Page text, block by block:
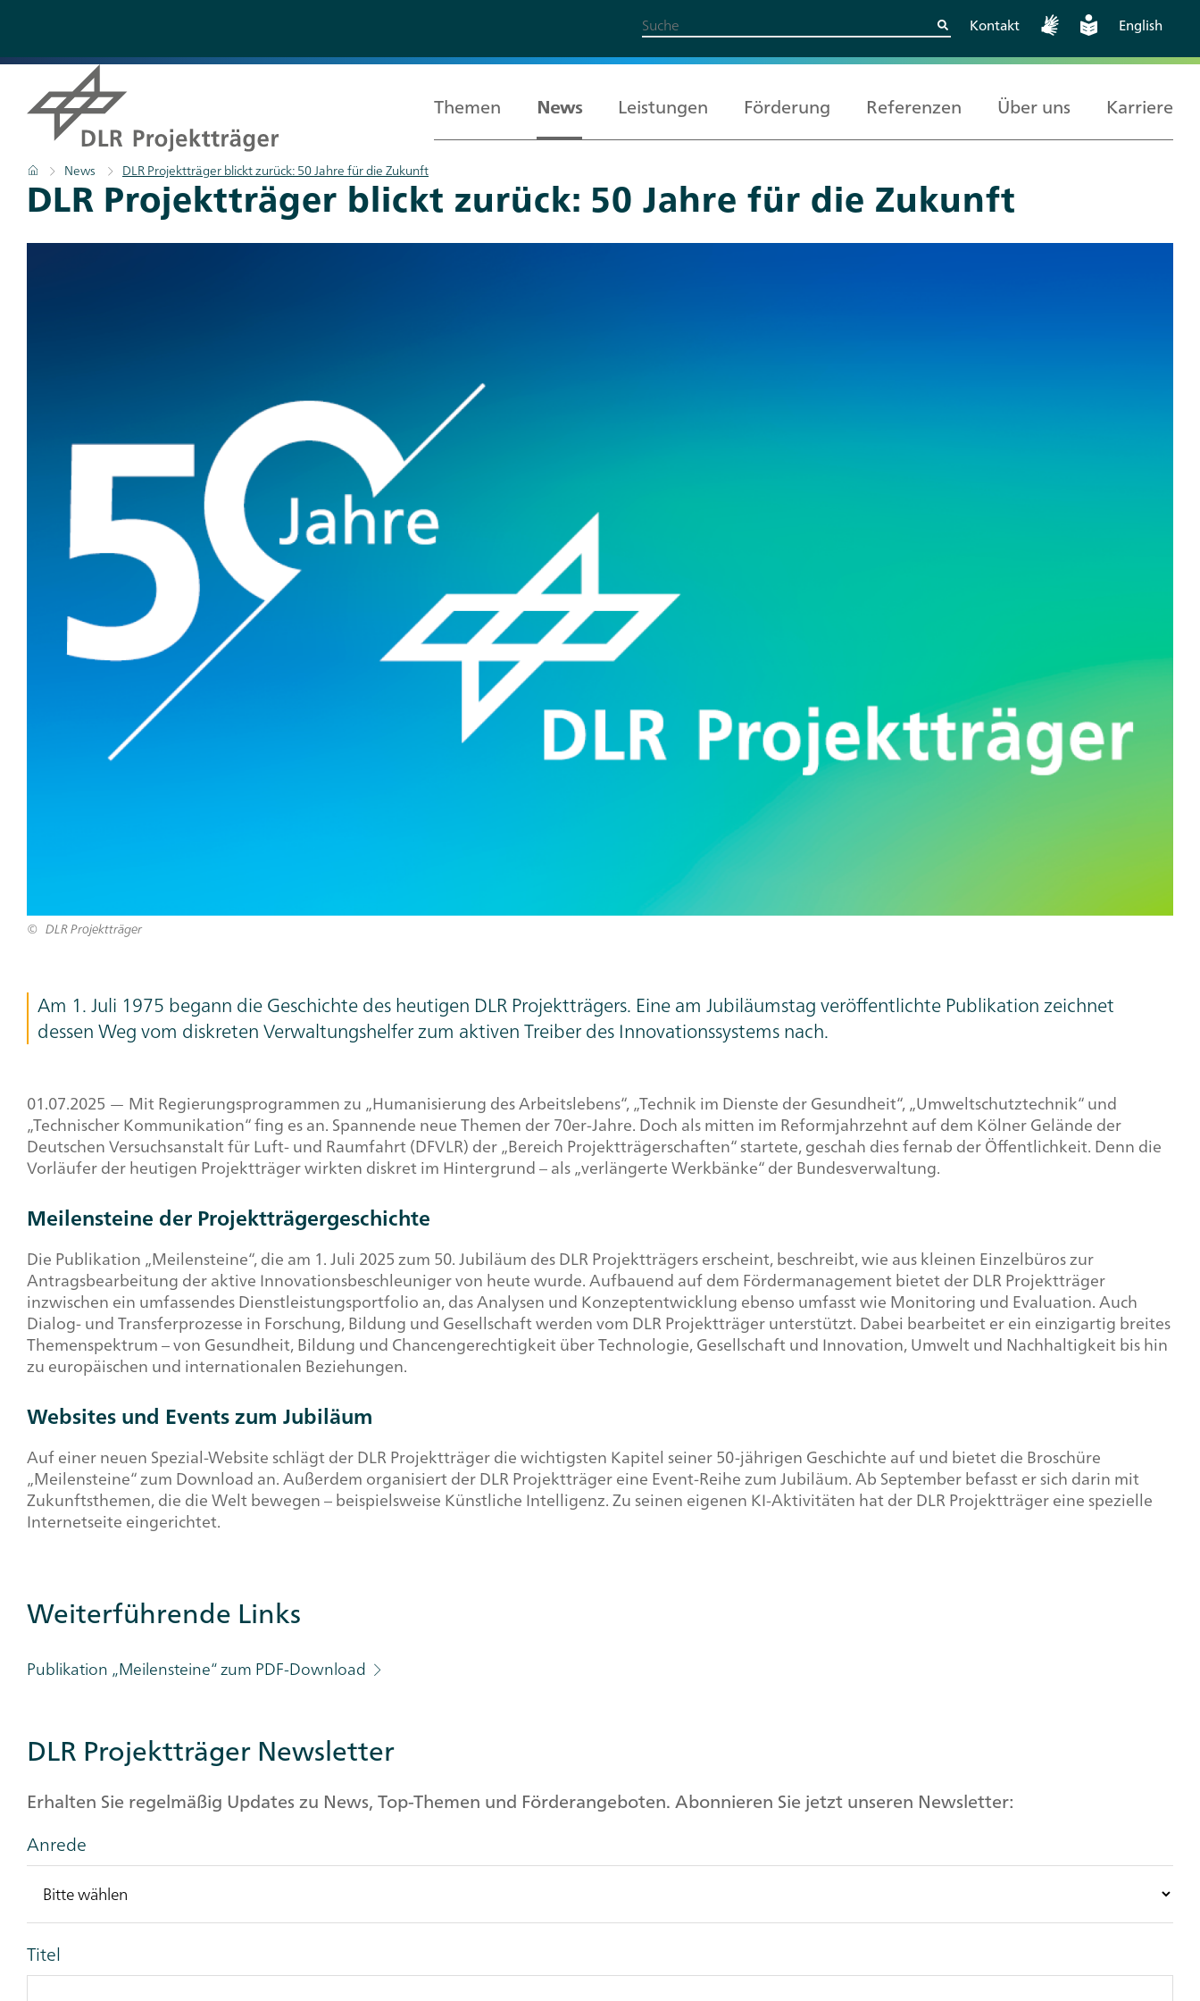
Inhalt
Kontakt English
Themen
Alle Themen
Kritische
Wissenschaftskooperationen
News Leistungen
Leistungen
Förderung
Förderung
Referenzen Über uns
Über uns
Europäische und
internationale
Berlin
Karriere
Karriere
Pfadnavigation
Startseite
News DLR Projektträger blickt zurück: 50 Jahre für die Zukunft
DLR Projektträger blickt zurück: 50 Jahre für die Zukunft
DLR Projektträger
Am 1. Juli 1975 begann die Geschichte des heutigen DLR Projektträgers. Eine am Jubiläumstag veröffentlichte Publikation zeichnet
dessen Weg vom diskreten Verwaltungshelfer zum aktiven Treiber des Innovationssystems nach.
01.07.2025 — Mit Regierungsprogrammen zu „Humanisierung des Arbeitslebens“, „Technik im Dienste der Gesundheit“, „Umweltschutztechnik“ und
„Technischer Kommunikation“ fing es an. Spannende neue Themen der 70er-Jahre. Doch als mitten im Reformjahrzehnt auf dem Kölner Gelände der
Deutschen Versuchsanstalt für Luft- und Raumfahrt (DFVLR) der „Bereich Projektträgerschaften“ startete, geschah dies fernab der Öffentlichkeit. Denn die
Vorläufer der heutigen Projektträger wirkten diskret im Hintergrund – als „verlängerte Werkbänke“ der Bundesverwaltung.
Meilensteine der Projektträgergeschichte
Die Publikation „Meilensteine“, die am 1. Juli 2025 zum 50. Jubiläum des DLR Projektträgers erscheint, beschreibt, wie aus kleinen Einzelbüros zur
Antragsbearbeitung der aktive Innovationsbeschleuniger von heute wurde. Aufbauend auf dem Fördermanagement bietet der DLR Projektträger
inzwischen ein umfassendes Dienstleistungsportfolio an, das Analysen und Konzeptentwicklung ebenso umfasst wie Monitoring und Evaluation. Auch
Dialog- und Transferprozesse in Forschung, Bildung und Gesellschaft werden vom DLR Projektträger unterstützt. Dabei bearbeitet er ein einzigartig breites
Themenspektrum – von Gesundheit, Bildung und Chancengerechtigkeit über Technologie, Gesellschaft und Innovation, Umwelt und Nachhaltigkeit bis hin
zu europäischen und internationalen Beziehungen.
Websites und Events zum Jubiläum
Auf einer neuen Spezial-Website schlägt der DLR Projektträger die wichtigsten Kapitel seiner 50-jährigen Geschichte auf und bietet die Broschüre
„Meilensteine“ zum Download an. Außerdem organisiert der DLR Projektträger eine Event-Reihe zum Jubiläum. Ab September befasst er sich darin mit
Zukunftsthemen, die die Welt bewegen – beispielsweise Künstliche Intelligenz. Zu seinen eigenen KI-Aktivitäten hat der DLR Projektträger eine spezielle
Internetseite eingerichtet.
Weiterführende Links
Publikation „Meilensteine“ zum PDF-Download
DLR Projektträger Newsletter
Erhalten Sie regelmäßig Updates zu News, Top-Themen und Förderangeboten. Abonnieren Sie jetzt unseren Newsletter:
Anrede
Titel